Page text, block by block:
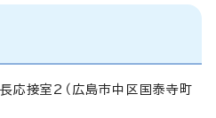
接室2（広島市中区国泰寺町